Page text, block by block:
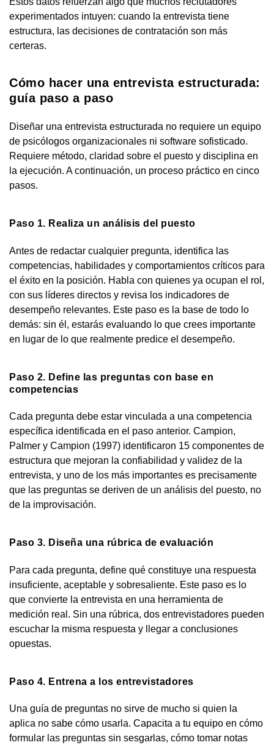
experimentados intuyen: cuando la entrevista tiene
estructura, las decisiones de contratación son más
certeras.
Cómo hacer una entrevista estructurada:
guía paso a paso
Diseñar una entrevista estructurada no requiere un equipo
de psicólogos organizacionales ni software sofisticado.
Requiere método, claridad sobre el puesto y disciplina en
la ejecución. A continuación, un proceso práctico en cinco
pasos.
Paso 1. Realiza un análisis del puesto
Antes de redactar cualquier pregunta, identifica las
competencias, habilidades y comportamientos críticos para
el éxito en la posición. Habla con quienes ya ocupan el rol,
con sus líderes directos y revisa los indicadores de
desempeño relevantes. Este paso es la base de todo lo
demás: sin él, estarás evaluando lo que crees importante
en lugar de lo que realmente predice el desempeño.
Paso 2. Define las preguntas con base en
competencias
Cada pregunta debe estar vinculada a una competencia
específica identificada en el paso anterior. Campion,
Palmer y Campion (1997) identificaron 15 componentes de
estructura que mejoran la confiabilidad y validez de la
entrevista, y uno de los más importantes es precisamente
que las preguntas se deriven de un análisis del puesto, no
de la improvisación.
Paso 3. Diseña una rúbrica de evaluación
Para cada pregunta, define qué constituye una respuesta
insuficiente, aceptable y sobresaliente. Este paso es lo
que convierte la entrevista en una herramienta de
medición real. Sin una rúbrica, dos entrevistadores pueden
escuchar la misma respuesta y llegar a conclusiones
opuestas.
Paso 4. Entrena a los entrevistadores
Una guía de preguntas no sirve de mucho si quien la
aplica no sabe cómo usarla. Capacita a tu equipo en cómo
formular las preguntas sin sesgarlas, cómo tomar notas